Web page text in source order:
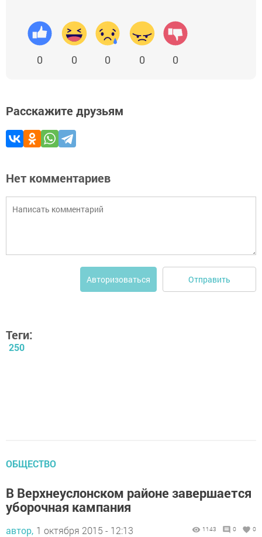
0 0 0 0 0
Расскажите друзьям
Нет комментариев
Авторизоваться Отправить
Теги:
250
ОБЩЕСТВО
В Верхнеуслонском районе завершается
уборочная кампания
автор, 1 октября 2015 - 12:13 1143 0 0